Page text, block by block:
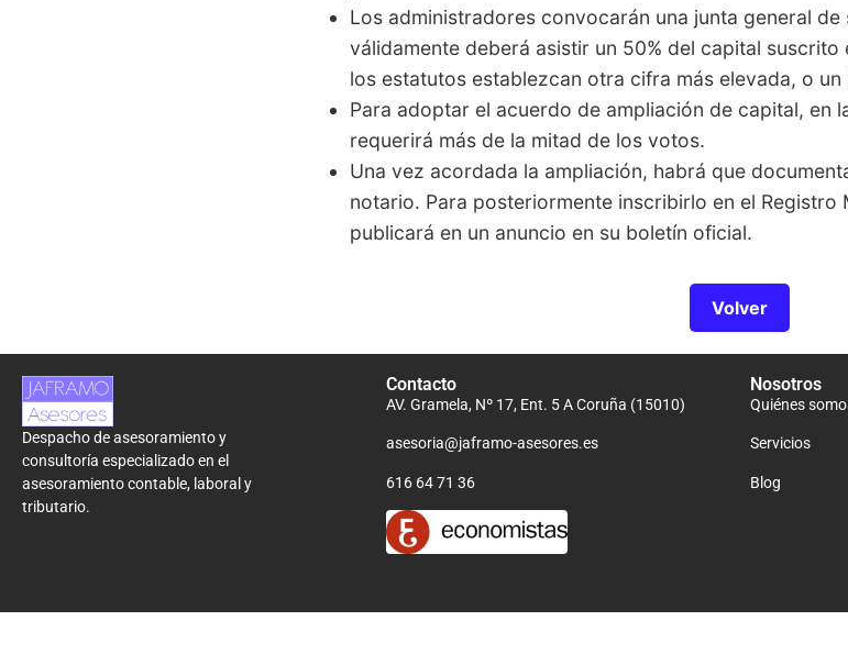
Los administradores convocarán una junta general
válidamente deberá asistir un 50% del capital
los estatutos establezcan otra cifra más elevada, o
Para adoptar el acuerdo de ampliación de capital, en
requerirá más de la mitad de los votos.
Una vez acordada la ampliación, habrá que
notario. Para posteriormente inscribirlo en el
publicará en un anuncio en su boletín oficial.
Volver
Despacho de asesoramiento y
consultoría especializado en el
asesoramiento contable, laboral y
tributario.
Contacto
AV. Gramela, Nº 17, Ent. 5 A Coruña (15010)
asesoria@jaframo-asesores.es
616 64 71 36
Nosotros
Quiénes
Servicios
Blog